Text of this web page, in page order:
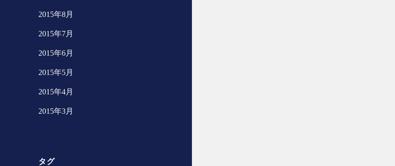
2015年8月
2015年7月
2015年6月
2015年5月
2015年4月
2015年3月
タグ